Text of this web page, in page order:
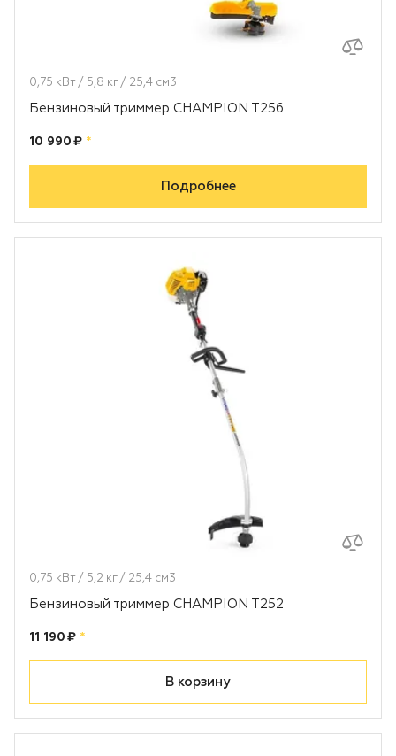
0,75 кВт / 5,8 кг / 25,4 см3
Бензиновый триммер CHAMPION T256
Цена:
10 990 ₽ рублей
*
Подробнее
0,75 кВт / 5,2 кг / 25,4 см3
Бензиновый триммер CHAMPION T252
Цена:
11 190 ₽ рублей
*
В корзину